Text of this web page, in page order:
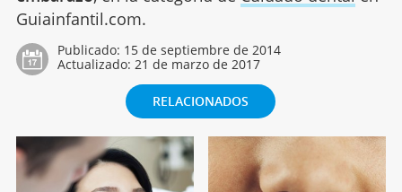
Guiainfantil.com.
Publicado: 15 de septiembre de 2014
Actualizado: 21 de marzo de 2017
RELACIONADOS